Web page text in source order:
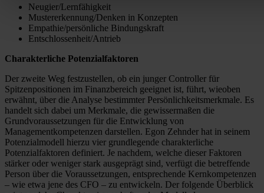
Neugier/Lernfähigkeit
Mustererkennung/Denken in Konzepten
Empathie/persönliche Bindungskraft
Entschlossenheit/Antrieb
Charakterliche Potenzialfaktoren
Der zweite Weg festzustellen, ob ein junger Controller für
Spitzenpositionen im Finanzbereich geeignet ist, führt, wieoben
erwähnt, über die Analyse bestimmter Persönlichkeitsmerkmale. Es
handelt sich dabei um Merkmale, die gewissermaßen die
Grundvoraussetzungen für die Entwicklung von
Managementkompetenzen darstellen. Egon Zehnder hat in seinem
Potenzialmodell hierzu vier grundlegende charakterliche
Potenzialfaktoren definiert. Je nachdem, welche dieser Faktoren
stärker oder weniger stark ausgeprägt sind, verfügt die betreffende
Person über die Voraussetzungen, entsprechende Kernkompetenzen
– wie etwa jene des CFO – zu entwickeln. Der folgende Überblick